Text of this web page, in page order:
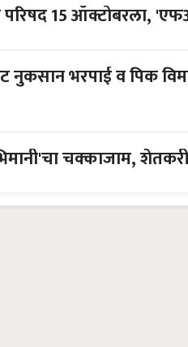
परिषद 15 ऑक्टोबरला,
भरपाई व पिक विमा
चक्काजाम, शेतकरी